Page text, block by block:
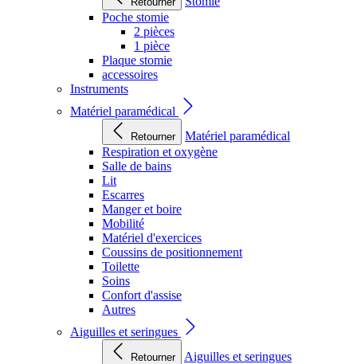
Poche stomie
2 pièces
1 pièce
Plaque stomie
accessoires
Instruments
Matériel paramédical
Retourner
Matériel paramédical
Respiration et oxygène
Salle de bains
Lit
Escarres
Manger et boire
Mobilité
Matériel d'exercices
Coussins de positionnement
Toilette
Soins
Confort d'assise
Autres
Aiguilles et seringues
Retourner
Aiguilles et seringues